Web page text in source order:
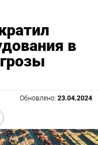
в
Обновлено: 23.04.2024